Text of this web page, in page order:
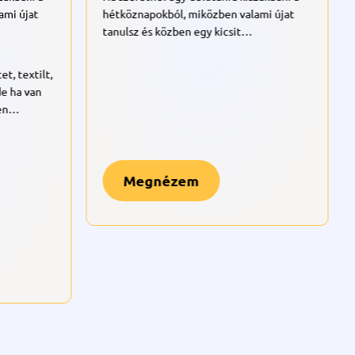
ez a
hétköznapokból, miközben valami újat
tanulsz és közben egy kicsit
A workshop során lépésről lépésre
haladunk, így kezdőknek is bátran
ajánlott.
helyezd rá az öltéseket. A minták között
találsz modernebb és klasszikusabb
motívumokat is, de akár saját ötlettel is